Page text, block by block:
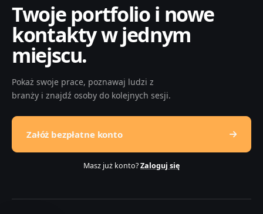
Twoje portfolio i nowe
kontakty w jednym
miejscu.
Pokaż swoje prace, poznawaj ludzi z
branży i znajdź osoby do kolejnych sesji.
Załóż bezpłatne konto
Masz już konto?Zaloguj się